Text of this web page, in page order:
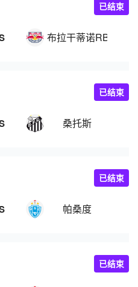
布拉干蒂诺RB
已结束
桑托斯
已结束
帕桑度
已结束
已结束